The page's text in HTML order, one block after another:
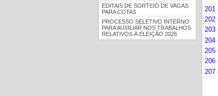
EDITAIS DE SORTEIO DE VAGAS
PARA COTAS
PROCESSO SELETIVO INTERNO
PARA AUXILIAR NOS TRABALHOS
RELATIVOS À ELEIÇÃO 2026
201
202
203
204
205
206
207